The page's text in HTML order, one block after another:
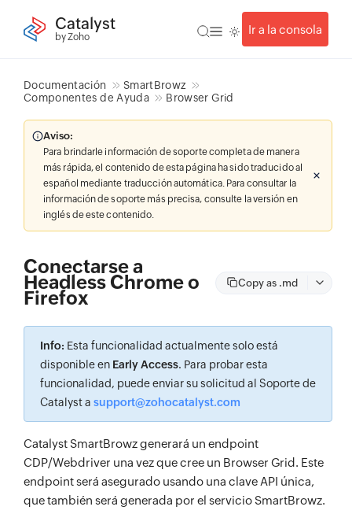
Catalyst
by Zoho
Ir a la consola
Documentación
SmartBrowz
Componentes de Ayuda
Browser Grid
Aviso:
Para brindarle información de soporte completa de manera
más rápida, el contenido de esta página ha sido traducido al
español mediante traducción automática. Para consultar la
información de soporte más precisa, consulte la versión en
inglés de este contenido.
Conectarse a
Headless Chrome o
Firefox
Copy as .md
Info: Esta funcionalidad actualmente solo está
disponible en Early Access. Para probar esta
funcionalidad, puede enviar su solicitud al Soporte de
Catalyst a support@zohocatalyst.com
Catalyst SmartBrowz generará un endpoint
CDP/Webdriver una vez que cree un Browser Grid. Este
endpoint será asegurado usando una clave API única,
que también será generada por el servicio SmartBrowz.